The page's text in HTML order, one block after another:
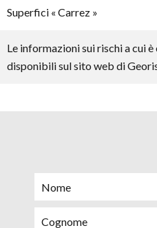
Superfici « Carrez »
Le informazioni sui rischi a cui
disponibili sul sito web di